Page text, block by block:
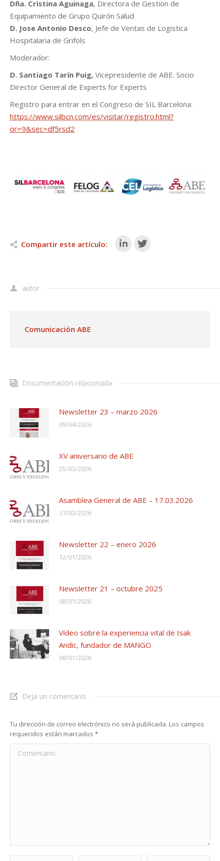
Dña. Cristina Aguinaga, Directora de Gestion de
Equipamiento de Grupo Quirón Salud
D. Jose Antonio Desco, Jefe de Ventas de Logistica
Hospitalaria de Grifols
Moderador:
D. Santiago Tarín Puig, Vicepresidente de ABE. Socio
Director General de Experts for Experts
Registro para entrar en el Congreso de SIL Barcelona:
https://www.silbcn.com/es/visitar/registro.html?
or=9&sec=df5rsd2
Compartir este artículo:
autor
Comunicación ABE
Documentación relacionada
Newsletter 23 – marzo 2026
09/04/2026
XV aniversario de ABE
25/03/2026
Asamblea General de ABE – 17.03.2026
17/03/2026
Newsletter 22 – enero 2026
12/01/2026
Newsletter 21 – octubre 2025
08/01/2026
Vídeo sobre la experiencia vital de Isak
Andic, fundador de MANGO
08/01/2026
Deja un comentario
Tu dirección de correo electrónico no será publicada. Los campos
requeridos están marcados *
Comentario